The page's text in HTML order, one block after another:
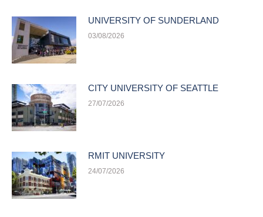
UNIVERSITY OF SUNDERLAND
03/08/2026
CITY UNIVERSITY OF SEATTLE
27/07/2026
RMIT UNIVERSITY
24/07/2026